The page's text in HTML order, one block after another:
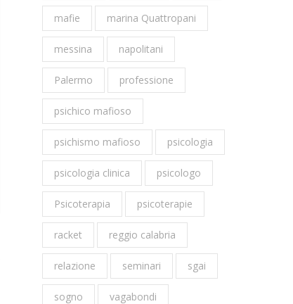
mafie marina Quattropani
messina napolitani
Palermo professione
psichico mafioso
psichismo mafioso psicologia
psicologia clinica psicologo
Psicoterapia psicoterapie
racket reggio calabria
relazione seminari sgai
sogno vagabondi